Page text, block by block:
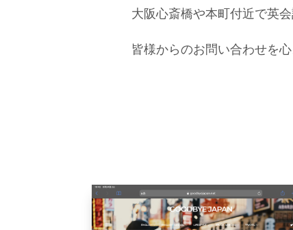
大阪心斎橋や本町付近で英
皆様からのお問い合わせを